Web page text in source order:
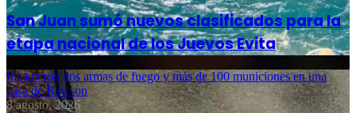
San Juan sumó nuevos clasificados para la
etapa nacional de los Juevos Evita
Incautaron dos armas de fuego y más de 100 municiones en una
casa de Rawson
8 agosto, 2026